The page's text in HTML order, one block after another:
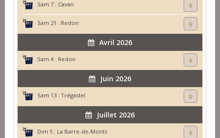
Sam 7 : Cavan
Sam 21 : Redon
Avril 2026
Sam 4 : Redon
Juin 2026
Sam 13 : Trégastel
Juillet 2026
Dim 5 : La Barre-de-Monts